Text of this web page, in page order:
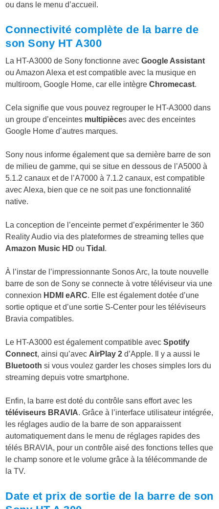
ou dans le menu d’accueil.
Connectivité complète de la barre de
son Sony HT A300
La HT-A3000 de Sony fonctionne avec Google Assistant
ou Amazon Alexa et est compatible avec la musique en
multiroom, Google Home, car elle intègreChromecast.
Cela signifie que vous pouvez regrouper le HT-A3000 dans
un groupe d’enceintes multipièces avec des enceintes
Google Home d’autres marques.
Sony nous informe également que sa dernière barre de son
de milieu de gamme, qui se situe en dessous de l’A5000 à
5.1.2 canaux et de l’A7000 à 7.1.2 canaux, est compatible
avec Alexa, bien que ce ne soit pas une fonctionnalité
native.
La conception de l’enceinte permet d’expérimenter le 360
Reality Audio via des plateformes de streaming telles que
Amazon Music HD ouTidal .
À l’instar de l’impressionnante Sonos Arc, la toute nouvelle
barre de son de Sony se connecte à votre téléviseur via une
connexion HDMI eARC. Elle est également dotée d’une
sortie optique et d’une sortie S-Center pour les téléviseurs
Bravia compatibles.
Le HT-A3000 est également compatible avecSpotify
Connect, ainsi qu’avec AirPlay 2 d’Apple. Il y a aussi le
Bluetooth si vous voulez garder les choses simples lors du
streaming depuis votre smartphone.
Enfin, la barre est doté du contrôle sans effort avec les
téléviseurs BRAVIA. Grâce à l’interface utilisateur intégrée,
les réglages audio de la barre de son apparaissent
automatiquement dans le menu de réglages rapides des
télés BRAVIA, pour un contrôle aisé des fonctions telles que
le champ sonore et le volume grâce à la télécommande de
la TV.
Date et prix de sortie de la barre de son